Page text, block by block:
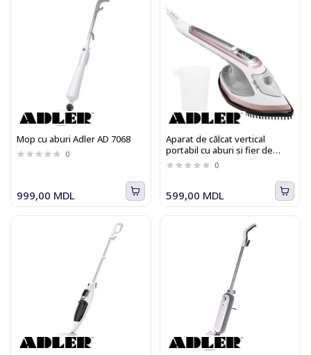
Mop cu aburi Adler AD 7068
0
999,00 MDL
Aparat de călcat vertical
portabil cu aburi si fier de
calcat 2 in 1 Adler AD 5044
0
599,00 MDL